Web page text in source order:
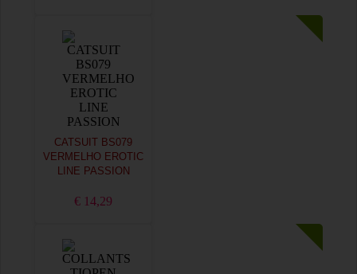
CATSUIT BS079
VERMELHO EROTIC
LINE PASSION
€ 14,29